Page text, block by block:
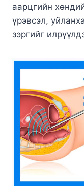
аарцгийн
үрэвсэл,
зэргийг